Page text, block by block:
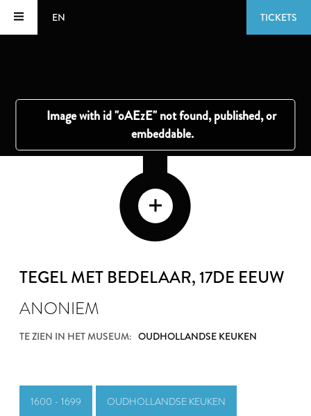
EN TICKETS
TEGEL MET BEDELAAR, 17DE EEUW
ANONIEM
TE ZIEN IN HET MUSEUM: OUDHOLLANDSE KEUKEN
1600 - 1699 OUDHOLLANDSE KEUKEN